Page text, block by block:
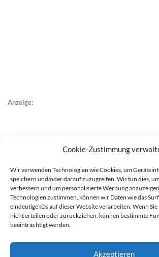
Cookie-Zustimmung
Wir verwenden Technologien wie Cookies, um
speichern und/oder darauf zuzugreifen. Wir tun dies,
verbessern und um personalisierte Werbung
Technologien zustimmen, können wir Daten wie das
eindeutige IDs auf dieser Website verarbeiten. Wenn
nicht erteilen oder zurückziehen, können bestimmte
beeinträchtigt werden.
Akzeptieren
Anzeige: